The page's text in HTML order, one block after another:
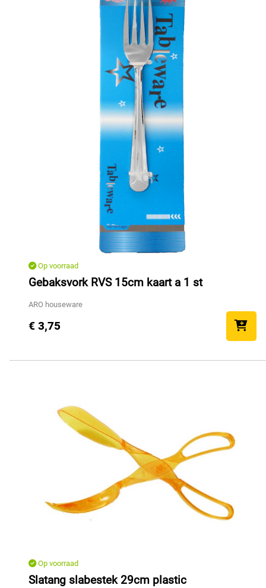
Op voorraad
Gebaksvork RVS 15cm kaart a 1 st
ARO houseware
€ 3,75
Op voorraad
Slatang slabestek 29cm plastic